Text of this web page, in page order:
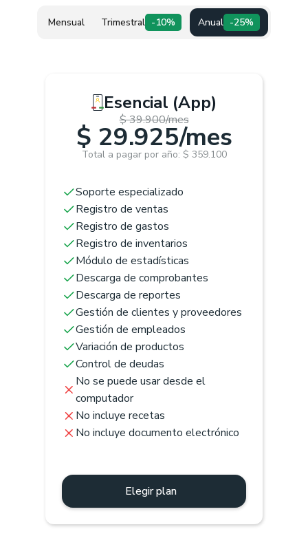
Mensual Trimestral -10% Anual -25%
Esencial (App)
$ 39.900/mes
$ 29.925/mes
Total a pagar por año: $ 359.100
Soporte especializado
Registro de ventas
Registro de gastos
Registro de inventarios
Módulo de estadísticas
Descarga de comprobantes
Descarga de reportes
Gestión de clientes y proveedores
Gestión de empleados
Variación de productos
Control de deudas
No se puede usar desde el
computador
No incluye recetas
No incluye documento electrónico
Elegir plan